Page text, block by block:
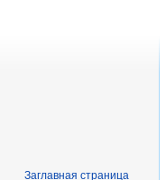
Заглавная страница